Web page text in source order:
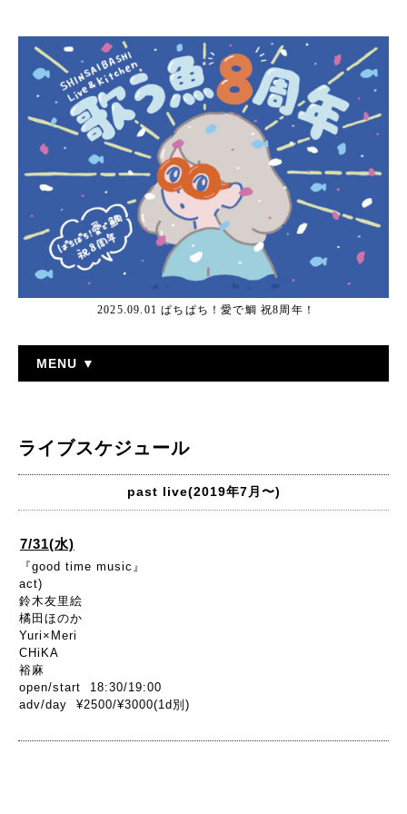
2025.09.01 ぱちぱち！愛で鯛 祝8周年！
MENU ▼
ライブスケジュール
past live(2019年7月〜)
7/31(水)
『good time music』
act)
鈴木友里絵
橘田ほのか
Yuri×Meri
CHiKA
裕麻
open/start 18:30/19:00
adv/day ¥2500/¥3000(1d別)